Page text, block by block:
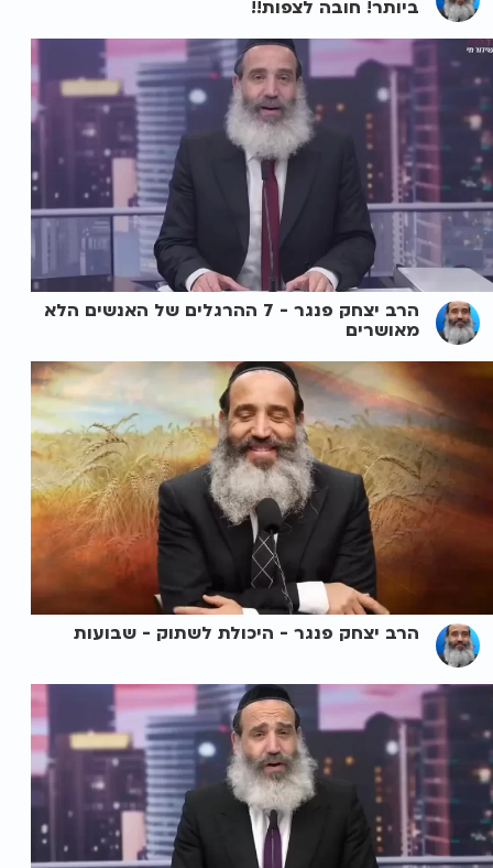
ביותר! חובה לצפות!!
הרב יצחק פנגר - 7 ההרגלים של האנשים הלא
מאושרים
הרב יצחק פנגר - היכולת לשתוק - שבועות